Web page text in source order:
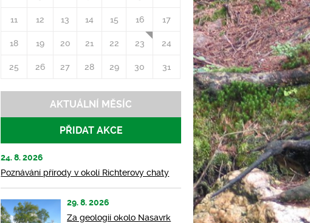
11 12 13 14 15 16 17
18 19 20 21 22 23 24
25 26 27 28 29 30 31
AKTUÁLNÍ MĚSÍC
PŘIDAT AKCE
24. 8. 2026
Poznávání přírody v okolí Richterovy chaty
29. 8. 2026
Za geologií okolo Nasavrk